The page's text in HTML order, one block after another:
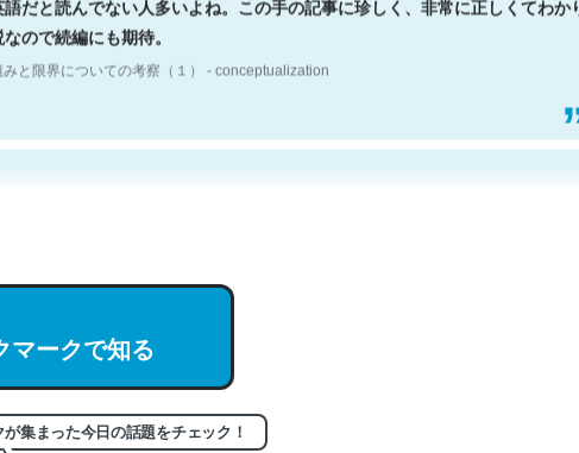
なので続編にも期待。
と限界についての考察（１） - conceptualization
。32768トークンだと英語小説100ページ分くらい。小説でいう「ずっと前
収されないけど、短期記憶というには多い分量。進化すればするほど分かり
マークで知る
集まった今日の話題をチェック！